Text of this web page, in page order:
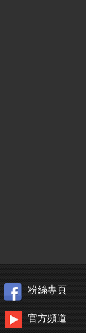
粉絲專頁
官方頻道